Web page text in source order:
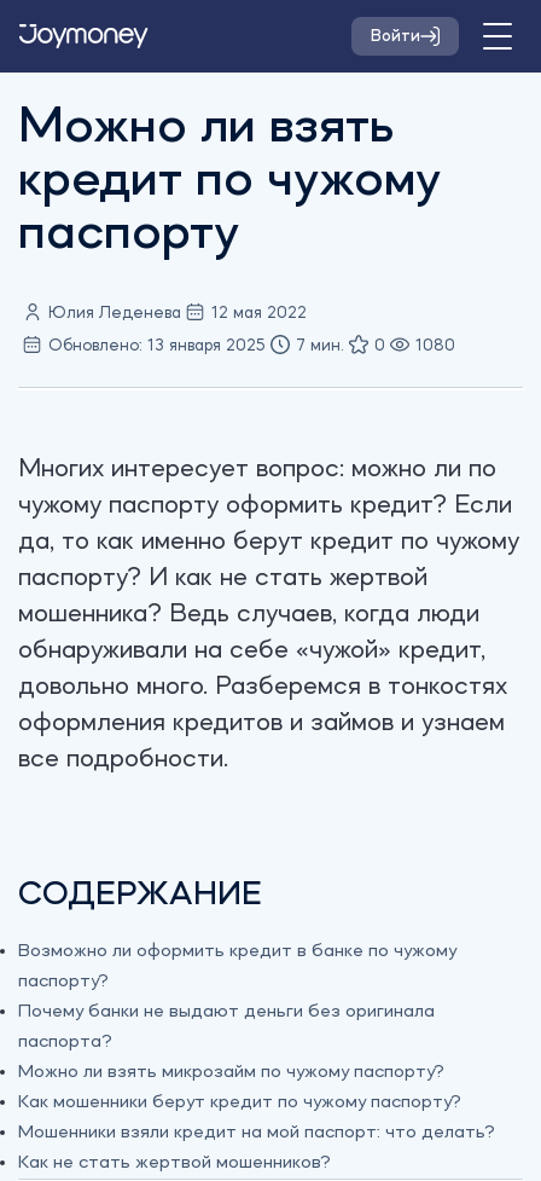
Войти
Можно ли взять
кредит по чужому
паспорту
Юлия Леденева
12 мая 2022
Обновлено: 13 января 2025
7 мин. 0 1080
Многих интересует вопрос: можно ли по
чужому паспорту оформить кредит? Если
да, то как именно берут кредит по чужому
паспорту? И как не стать жертвой
мошенника? Ведь случаев, когда люди
обнаруживали на себе «чужой» кредит,
довольно много. Разберемся в тонкостях
оформления кредитов и займов и узнаем
все подробности.
СОДЕРЖАНИЕ
Возможно ли оформить кредит в банке по чужому
паспорту?
Почему банки не выдают деньги без оригинала
паспорта?
Можно ли взять микрозайм по чужому паспорту?
Как мошенники берут кредит по чужому паспорту?
Мошенники взяли кредит на мой паспорт: что делать?
Как не стать жертвой мошенников?